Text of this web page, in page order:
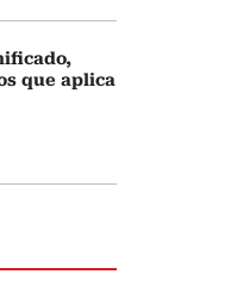
que aplica